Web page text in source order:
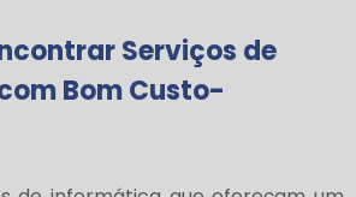
Serviços de
Bom Custo-